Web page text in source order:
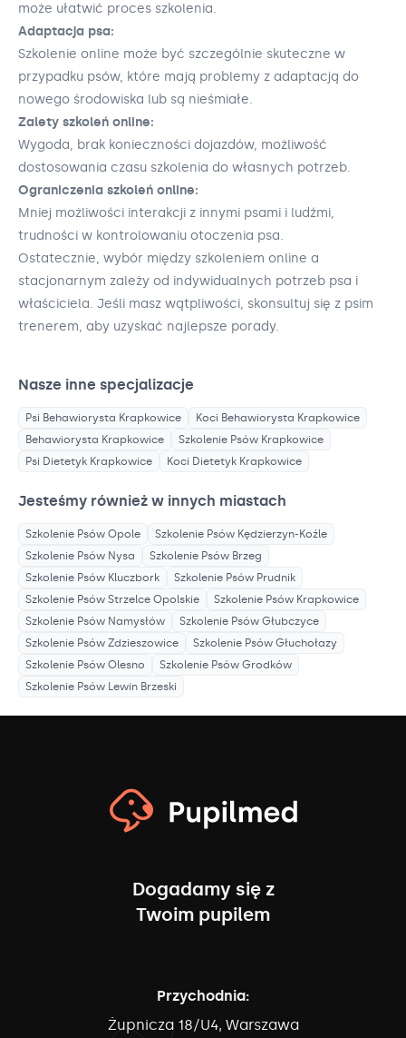
może ułatwić proces szkolenia.
Adaptacja psa:
Szkolenie online może być szczególnie skuteczne w
przypadku psów, które mają problemy z adaptacją do
nowego środowiska lub są nieśmiałe.
Zalety szkoleń online:
Wygoda, brak konieczności dojazdów, możliwość
dostosowania czasu szkolenia do własnych potrzeb.
Ograniczenia szkoleń online:
Mniej możliwości interakcji z innymi psami i ludźmi,
trudności w kontrolowaniu otoczenia psa.
Ostatecznie, wybór między szkoleniem online a
stacjonarnym zależy od indywidualnych potrzeb psa i
właściciela. Jeśli masz wątpliwości, skonsultuj się z psim
trenerem, aby uzyskać najlepsze porady.
Nasze inne specjalizacje
Psi Behawiorysta Krapkowice Koci Behawiorysta Krapkowice
Behawiorysta Krapkowice Szkolenie Psów Krapkowice
Psi Dietetyk Krapkowice Koci Dietetyk Krapkowice
Jesteśmy również w innych miastach
Szkolenie Psów Opole Szkolenie Psów Kędzierzyn-Koźle
Szkolenie Psów Nysa Szkolenie Psów Brzeg
Szkolenie Psów Kluczbork Szkolenie Psów Prudnik
Szkolenie Psów Strzelce Opolskie Szkolenie Psów Krapkowice
Szkolenie Psów Namysłów Szkolenie Psów Głubczyce
Szkolenie Psów Zdzieszowice Szkolenie Psów Głuchołazy
Szkolenie Psów Olesno Szkolenie Psów Grodków
Szkolenie Psów Lewin Brzeski
Dogadamy się z
Twoim pupilem
Przychodnia:
Żupnicza 18/U4, Warszawa